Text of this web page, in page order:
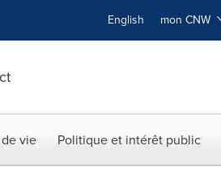
English mon CNW
vie Politique et intérêt public